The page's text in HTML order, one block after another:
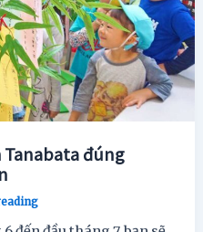
Tanabata đúng